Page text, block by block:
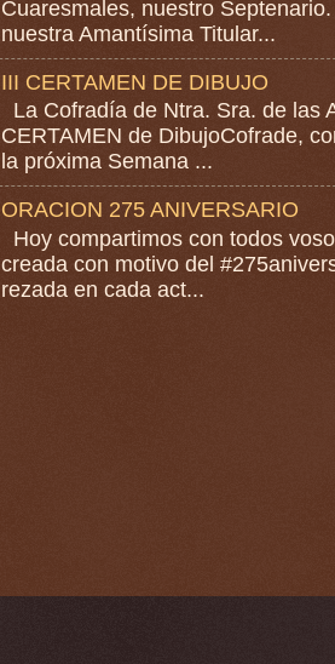
Cuaresmales, nuestro
nuestra Amantísima Titular...
III CERTAMEN DE DIBUJO
La Cofradía de Ntra. Sra. de las
CERTAMEN de DibujoCofrade,
la próxima Semana ...
ORACION 275 ANIVERSARIO
Hoy compartimos con todos
creada con motivo del
rezada en cada act...